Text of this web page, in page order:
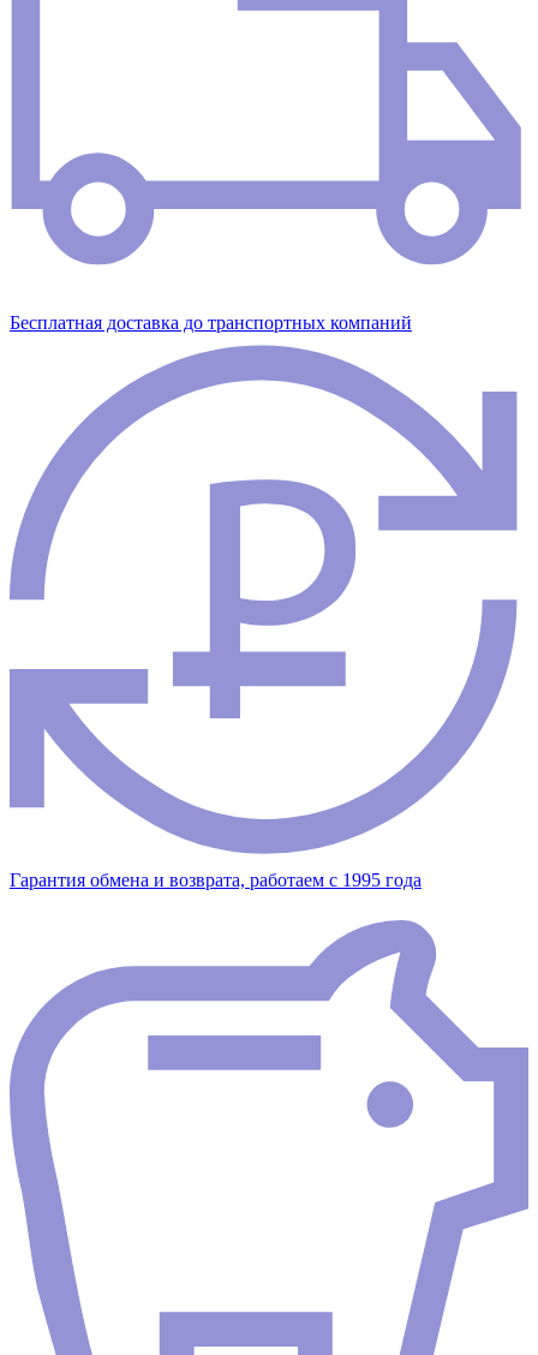
Бесплатная доставка до транспортных компаний
Гарантия обмена и возврата, работаем с 1995 года